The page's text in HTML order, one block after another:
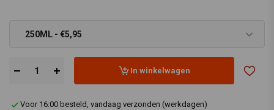
250ML - €5,95
In winkelwagen
Voor 16:00 besteld, vandaag verzonden (werkdagen)